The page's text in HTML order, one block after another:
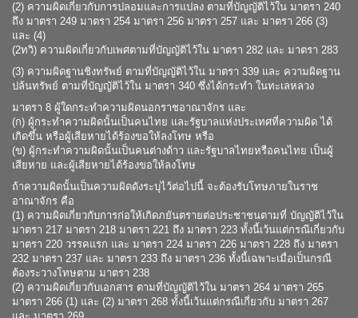
(2) ความผิดเกี่ยวกับการปลอมและการแปลง ตามที่บัญญัติไว้ใน มาตรา 240
ถึง มาตรา 249 มาตรา 254 มาตรา 256 มาตรา 257 และ มาตรา 266 (3)
และ (4)
(2ทวิ) ความผิดเกี่ยวกับเพศตามที่บัญญัติไว้ใน มาตรา 282 และ มาตรา 283
(3) ความผิดฐานชิงทรัพย์ ตามที่บัญญัติไว้ใน มาตรา 339 และ ความผิดฐาน
ปล้นทรัพย์ ตามที่บัญญัติไว้ใน มาตรา 340 ซึ่งได้กระทำ ในทะเลหลวง
มาตรา 8 ผู้ใดกระทำความผิดนอกราชอาณาจักร และ
(ก) ผู้กระทำความผิดนั้นเป็นคนไทย และรัฐบาลแห่งประเทศที่ความผิด ได้
เกิดขึ้น หรือผู้เสียหายได้ร้องขอให้ลงโทษ หรือ
(ข) ผู้กระทำความผิดนั้นเป็นคนต่างด้าว และรัฐบาลไทยหรือคนไทย เป็นผู้
เสียหาย และผู้เสียหายได้ร้องขอให้ลงโทษ
ถ้าความผิดนั้นเป็นความผิดดังระบุไว้ต่อไปนี้ จะต้องรับโทษภายในราช
อาณาจักร คือ
(1) ความผิดเกี่ยวกับการก่อให้เกิดภยันตรายต่อประชาชนตามที่ บัญญัติไว้ใน
มาตรา 217 มาตรา 218 มาตรา 221 ถึง มาตรา 223 ทั้งนี้เว้นแต่กรณีเกี่ยวกับ
มาตรา 220 วรรคแรก และ มาตรา 224 มาตรา 226 มาตรา 228 ถึง มาตรา
232 มาตรา 237 และ มาตรา 233 ถึง มาตรา 236 ทั้งนี้เฉพาะเมื่อเป็นกรณี
ต้องระวางโทษตาม มาตรา 238
(2) ความผิดเกี่ยวกับเอกสาร ตามที่บัญญัติไว้ใน มาตรา 264 มาตรา 265
มาตรา 266 (1) และ (2) มาตรา 268 ทั้งนี้เว้นแต่กรณีเกี่ยวกับ มาตรา 267